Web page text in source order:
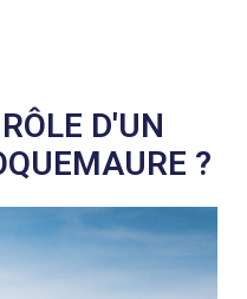
D'UN
?